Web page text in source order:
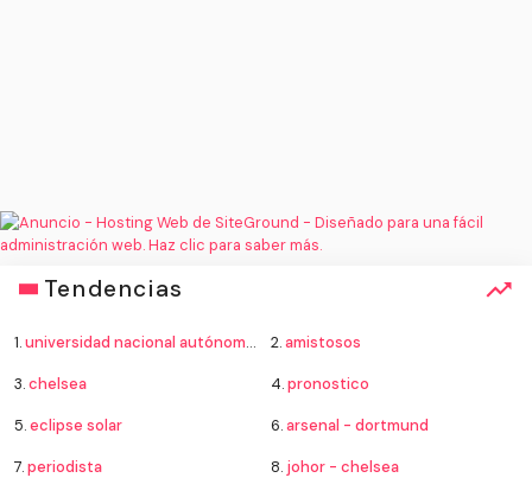
Tendencias
1.universidad nacional autónoma de méxico 2.amistosos
3.chelsea 4.pronostico
5.eclipse solar 6.arsenal - dortmund
7.periodista 8. johor - chelsea